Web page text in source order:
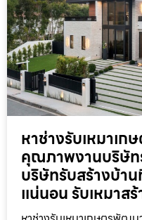
หาช่างรับเหมาเก
คุณภาพงานบริษัท
บริษัทรับสร้างบ้าน
แน่นอน รับเหมาส